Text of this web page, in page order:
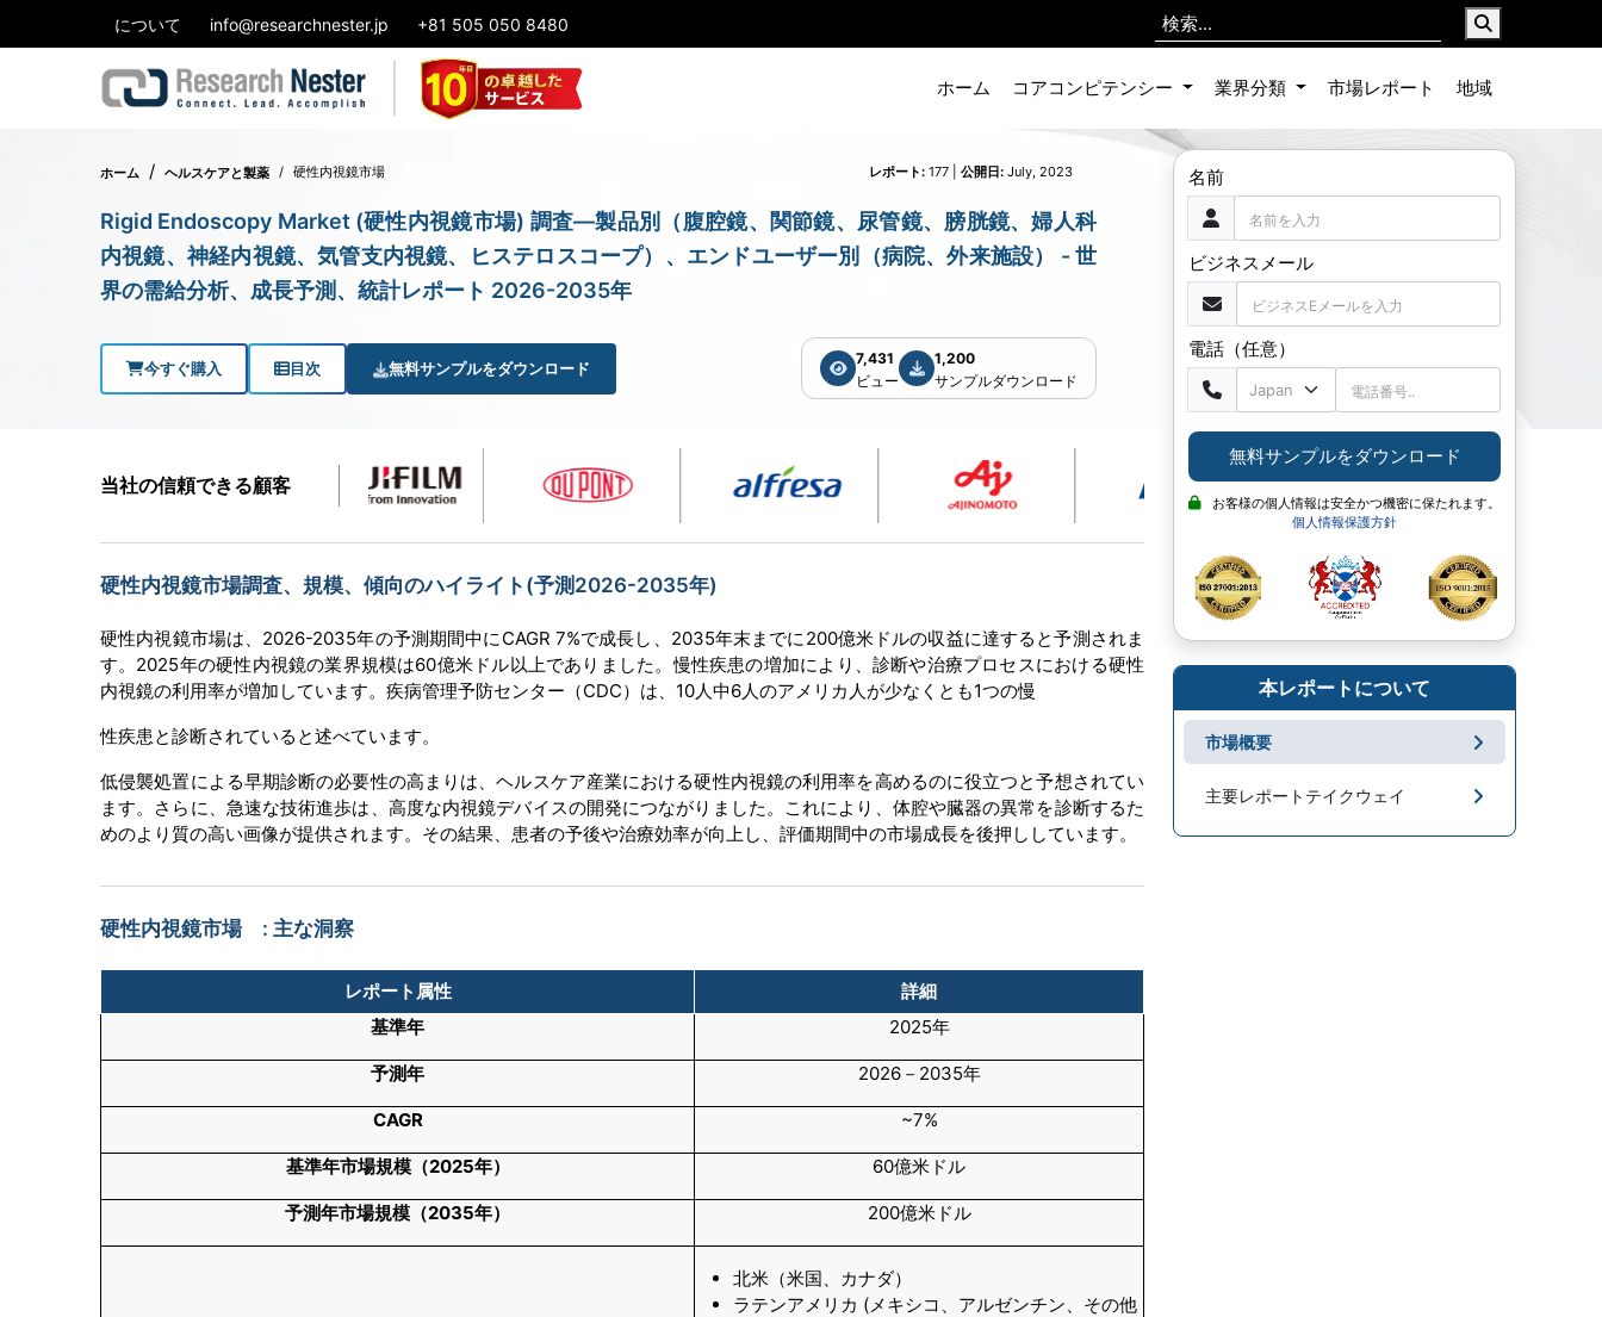
について info@researchnester.jp +81 505 050 8480
ホーム コアコンピテンシー 業界分類 市場レポート 地域
ホーム ヘルスケアと製薬 硬性内視鏡市場 レポート: 177 | 公開日: July, 2023
Rigid Endoscopy Market (硬性内視鏡市場) 調査―製品別（腹腔鏡、関節鏡、尿管鏡、膀胱鏡、婦人科
内視鏡、神経内視鏡、気管支内視鏡、ヒステロスコープ）、エンドユーザー別（病院、外来施設） - 世
界の需給分析、成長予測、統計レポート 2026-2035年
今すぐ購入 目次 無料サンプルをダウンロード
7,431
ビュー
1,200
サンプルダウンロード
当社の信頼できる顧客
硬性内視鏡市場調査、規模、傾向のハイライト(予測2026-2035年)
硬性内視鏡市場は、2026-2035年の予測期間中にCAGR 7%で成長し、2035年末までに200億米ドルの収益に達すると予測されま
す。2025年の硬性内視鏡の業界規模は60億米ドル以上でありました。慢性疾患の増加により、診断や治療プロセスにおける硬性
内視鏡の利用率が増加しています。疾病管理予防センター（CDC）は、10人中6人のアメリカ人が少なくとも1つの慢
性疾患と診断されていると述べています。
低侵襲処置による早期診断の必要性の高まりは、ヘルスケア産業における硬性内視鏡の利用率を高めるのに役立つと予想されてい
ます。さらに、急速な技術進歩は、高度な内視鏡デバイスの開発につながりました。これにより、体腔や臓器の異常を診断するた
めのより質の高い画像が提供されます。その結果、患者の予後や治療効率が向上し、評価期間中の市場成長を後押ししています。
硬性内視鏡市場 : 主な洞察
レポート属性
詳細
基準年
2025年
予測年 2026－2035年
CAGR ~7%
基準年市場規模（2025年） 60億米ドル
予測年市場規模（2035年） 200億米ドル
北米（米国、カナダ）
ラテンアメリカ (メキシコ、アルゼンチン、その他
名前
ビジネスメール
電話（任意）
無料サンプルをダウンロード
お客様の個人情報は安全かつ機密に保たれます。
個人情報保護方針
本レポートについて
市場概要
主要レポートテイクウェイ